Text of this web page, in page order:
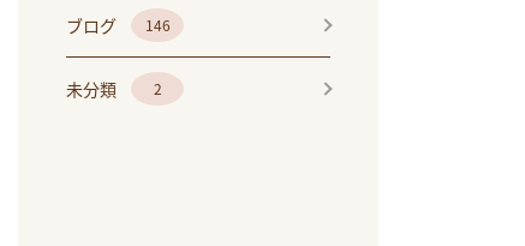
ブログ 146
未分類 2